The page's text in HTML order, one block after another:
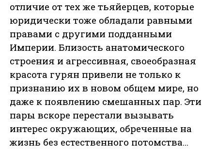
отличие от тех же тьяйерцев, которые
юридически тоже обладали равными
правами с другими подданными
Империи. Близость анатомического
строения и агрессивная, своеобразная
красота гурян привели не только к
признанию их в новом общем мире, но
даже к появлению смешанных пар. Эти
пары вскоре перестали вызывать
интерес окружающих, обреченные на
жизнь без естественного потомства…